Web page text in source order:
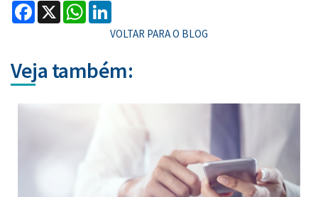
Facebook
X WhatsApp
VOLTAR PARA O BLOG
Veja também: